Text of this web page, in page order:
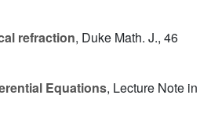
refraction, Duke Math. J., 46
Equations, Lecture Note in